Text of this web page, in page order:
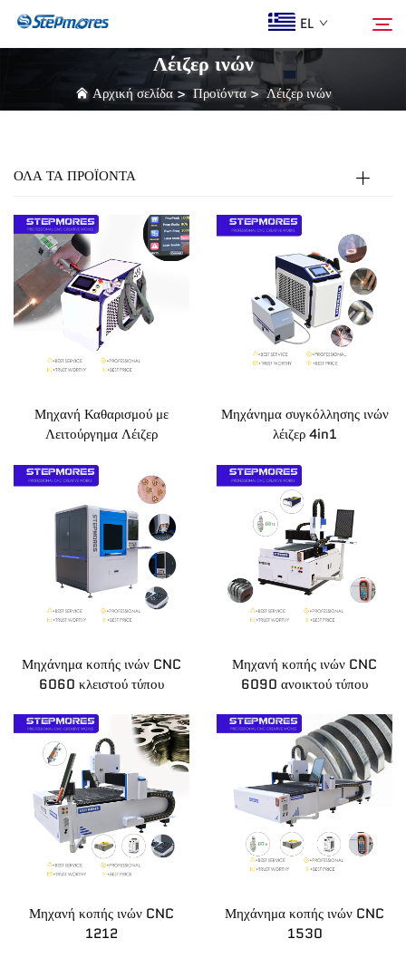
EL
Αρχική σελίδα
Ποιοι Είμαστε
Προϊόντα
Οδηγός
Αγορά
Ειδήσεις
Λέιζερ ινών
Αρχική σελίδα>Προϊόντα>Λέιζερ ινών
ΟΛΑ ΤΑ ΠΡΟΪΟΝΤΑ
Μηχανή Καθαρισμού με
Λειτούργημα Λέιζερ
Μηχάνημα συγκόλλησης ινών
λέιζερ 4in1
Μηχάνημα κοπής ινών CNC
6060 κλειστού τύπου
Μηχανή κοπής ινών CNC
6090 ανοικτού τύπου
Μηχανή κοπής ινών CNC
1212
Μηχάνημα κοπής ινών CNC
1530